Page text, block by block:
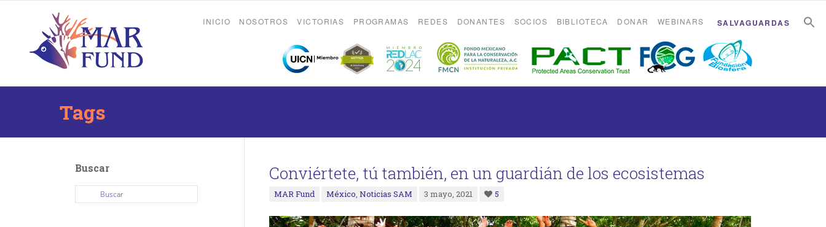
INICIO NOSOTROS VICTORIAS PROGRAMAS REDES DONANTES SOCIOS BIBLIOTECA DONAR WEBINARS SALVAGUARDAS
Tags
Conviértete, tú también, en un guardián de los ecosistemas
MAR Fund México, Noticias SAM 3 mayo, 2021 5
Buscar